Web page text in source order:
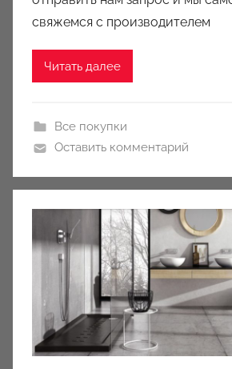
свяжемся с производителем
Читать далее
Все покупки
Оставить комментарий